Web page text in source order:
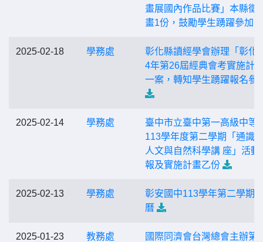
畫展國內作品比賽」本縣徵
畫1份，鼓勵學生踴躍參加
2025-02-18 學務處
彰化縣讀經學會辦理「彰化
4年第26屆經典會考實施計
一案，轉知學生踴躍報名參
2025-02-14 學務處
臺中市立臺中第一高級中等
113學年度第二學期「通識
人文與自然科學講 座」活動
報及實施計畫乙份
2025-02-13 學務處
彰安國中113學年第二學期
曆
2025-01-23 教務處
國際同濟會台灣總會主辦第